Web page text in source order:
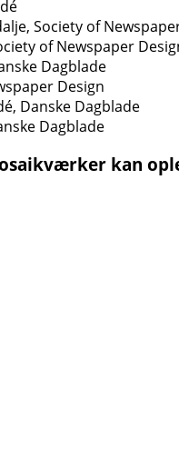
Society of
of Newspaper
Dagblade
Design
Danske Dagblade
Dagblade
kan